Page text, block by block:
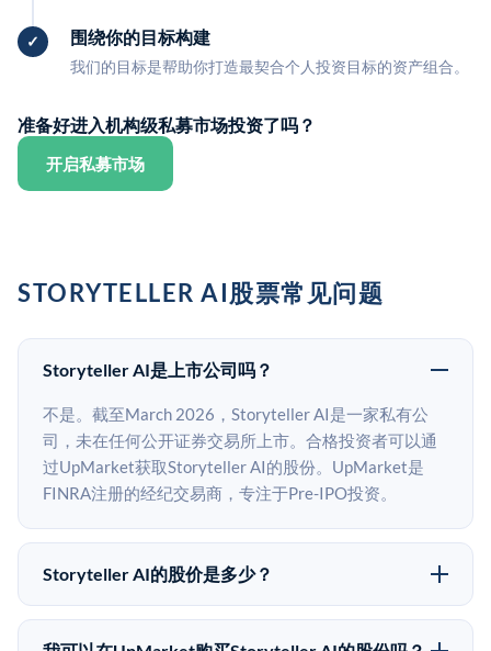
围绕你的目标构建
我们的目标是帮助你打造最契合个人投资目标的资产组合。
准备好进入机构级私募市场投资了吗？
开启私募市场
STORYTELLER AI股票常见问题
Storyteller AI是上市公司吗？
不是。截至March 2026，Storyteller AI是一家私有公
司，未在任何公开证券交易所上市。合格投资者可以通
过UpMarket获取Storyteller AI的股份。UpMarket是
FINRA注册的经纪交易商，专注于Pre-IPO投资。
Storyteller AI的股价是多少？
Storyteller AI没有公开股价，因为它是一家私有公司。
最近的已知股价来自其最近一轮融资。 二级市场上的